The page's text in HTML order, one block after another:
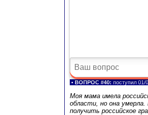
• ВОПРОС #40: поступил 01/
Моя мама имела
области, но она
получить российское